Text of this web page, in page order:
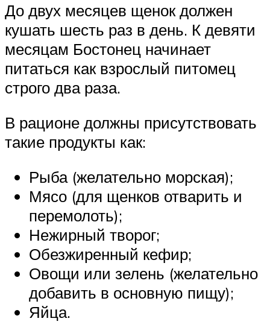
До двух месяцев щенок должен
кушать шесть раз в день. К девяти
месяцам Бостонец начинает
питаться как взрослый питомец
строго два раза.
В рационе должны присутствовать
такие продукты как:
Рыба (желательно морская);
Мясо (для щенков отварить и
перемолоть);
Нежирный творог;
Обезжиренный кефир;
Овощи или зелень (желательно
добавить в основную пищу);
Яйца.